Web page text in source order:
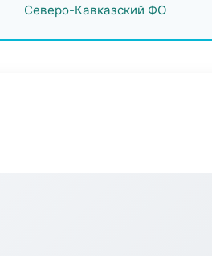
Северо-Кавказский ФО